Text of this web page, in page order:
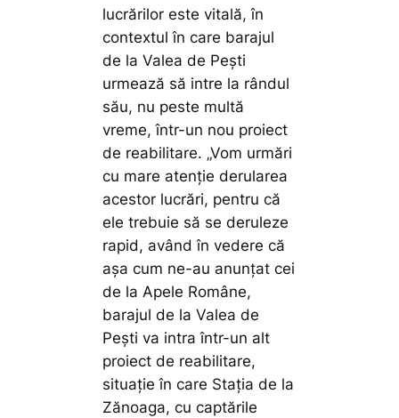
lucrărilor este vitală, în
contextul în care barajul
de la Valea de Pești
urmează să intre la rândul
său, nu peste multă
vreme, într-un nou proiect
de reabilitare. „Vom urmări
cu mare atenție derularea
acestor lucrări, pentru că
ele trebuie să se deruleze
rapid, având în vedere că
așa cum ne-au anunțat cei
de la Apele Române,
barajul de la Valea de
Pești va intra într-un alt
proiect de reabilitare,
situație în care Stația de la
Zănoaga, cu captările